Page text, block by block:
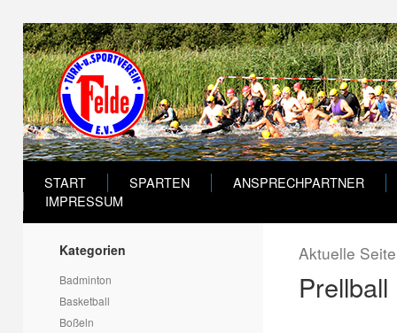
START SPARTEN
ANSPRECHPARTNER
IMPRESSUM
Kategorien
Badminton
Basketball
Boßeln
Aktuelle
Prellball